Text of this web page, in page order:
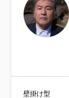
壁掛け型